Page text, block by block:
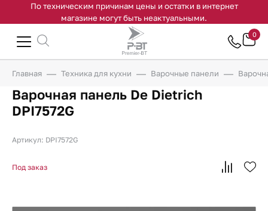
По техническим причинам цены и остатки в интернет
магазине могут быть неактуальными.
0
Главная Техника для кухни Варочные панели
Варочная панель De Dietrich
DPI7572G
Артикул: DPI7572G
Под заказ